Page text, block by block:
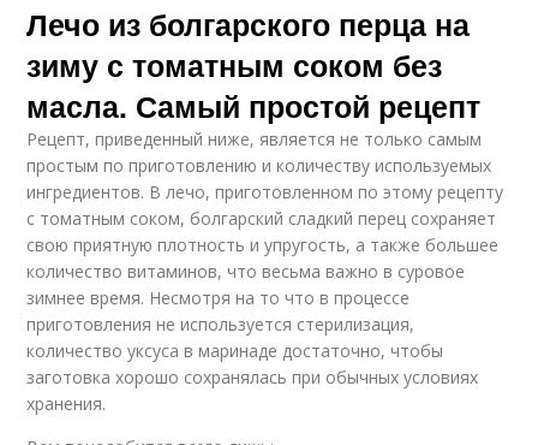
Лечо из болгарского перца на
зиму с томатным соком без
масла. Самый простой рецепт
Рецепт, приведенный ниже, является не только самым
простым по приготовлению и количеству используемых
ингредиентов. В лечо, приготовленном по этому рецепту
с томатным соком, болгарский сладкий перец сохраняет
свою приятную плотность и упругость, а также большее
количество витаминов, что весьма важно в суровое
зимнее время. Несмотря на то что в процессе
приготовления не используется стерилизация,
количество уксуса в маринаде достаточно, чтобы
заготовка хорошо сохранялась при обычных условиях
хранения.